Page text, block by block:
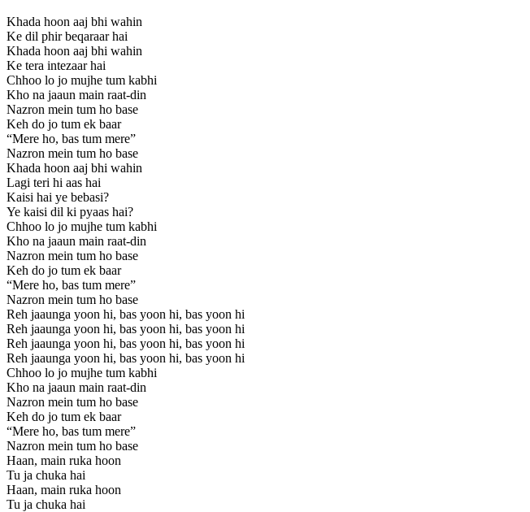
Khada hoon aaj bhi wahin
Ke dil phir beqaraar hai
Khada hoon aaj bhi wahin
Ke tera intezaar hai
Chhoo lo jo mujhe tum kabhi
Kho na jaaun main raat-din
Nazron mein tum ho base
Keh do jo tum ek baar
“Mere ho, bas tum mere”
Nazron mein tum ho base
Khada hoon aaj bhi wahin
Lagi teri hi aas hai
Kaisi hai ye bebasi?
Ye kaisi dil ki pyaas hai?
Chhoo lo jo mujhe tum kabhi
Kho na jaaun main raat-din
Nazron mein tum ho base
Keh do jo tum ek baar
“Mere ho, bas tum mere”
Nazron mein tum ho base
Reh jaaunga yoon hi, bas yoon hi, bas yoon hi
Reh jaaunga yoon hi, bas yoon hi, bas yoon hi
Reh jaaunga yoon hi, bas yoon hi, bas yoon hi
Reh jaaunga yoon hi, bas yoon hi, bas yoon hi
Chhoo lo jo mujhe tum kabhi
Kho na jaaun main raat-din
Nazron mein tum ho base
Keh do jo tum ek baar
“Mere ho, bas tum mere”
Nazron mein tum ho base
Haan, main ruka hoon
Tu ja chuka hai
Haan, main ruka hoon
Tu ja chuka hai